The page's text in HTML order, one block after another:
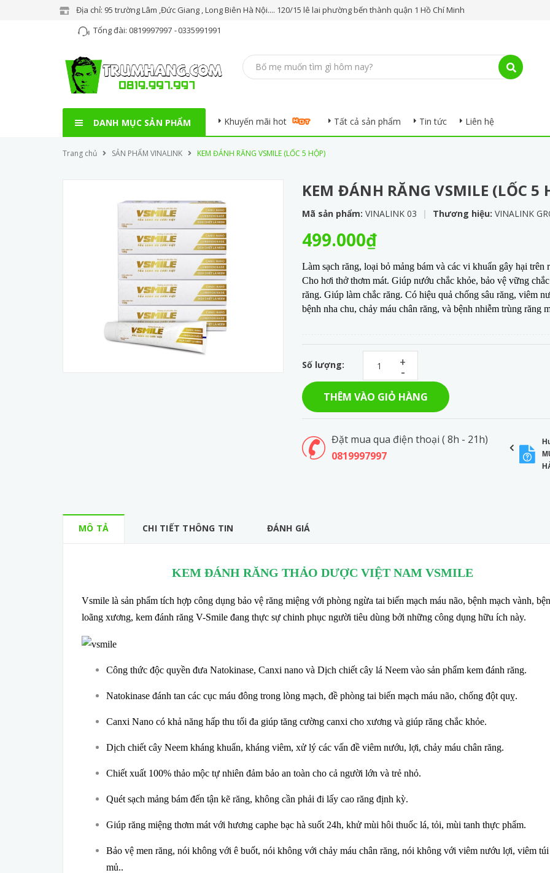
Địa chỉ: 95 trường Lâm ,Đức Giang , Long Biên Hà Nội.... 120/15 lê lai phường bến thành quận 1 Hồ Chí Minh
Tổng đài: 0819997997 -0335991991
DANH MỤC SẢN PHẨM Khuyến mãi hot Tất cả sản phẩm Tin tức Liên hệ
Trang chủ SẢN PHẨM VINALINK KEM ĐÁNH RĂNG VSMILE (LỐC 5 HỘP)
KEM ĐÁNH RĂNG VSMILE (LỐC 5
Mã sản phẩm: VINALINK 03 | Thương hiệu: VINALINK
499.000₫
Làm sạch răng, loại bỏ mảng bám và các vi khuẩn gây hại trên
Cho hơi thở thơm mát. Giúp nướu chắc khỏe, bảo vệ vững
răng. Giúp làm chắc răng. Có hiệu quả chống sâu răng, viêm
bệnh nha chu, chảy máu chân răng, và bệnh nhiễm trùng răng
Số lượng: -
+
THÊM VÀO GIỎ HÀNG
Đặt mua qua điện thoại ( 8h - 21h)
0819997997
MÔ TẢ CHI TIẾT THÔNG TIN ĐÁNH GIÁ
KEM ĐÁNH RĂNG THẢO DƯỢC VIỆT NAM VSMILE
Vsmile là sản phẩm tích hợp công dụng bảo vệ răng miệng với phòng ngừa tai biến mạch máu não, bệnh mạch vành,
loãng xương, kem đánh răng V-Smile đang thực sự chinh phục người tiêu dùng bởi những công dụng hữu ích này.
Công thức độc quyền đưa Natokinase, Canxi nano và Dịch chiết cây lá Neem vào sản phẩm kem đánh răng.
Natokinase đánh tan các cục máu đông trong lòng mạch, đề phòng tai biến mạch máu não, chống đột quỵ.
Canxi Nano có khả năng hấp thu tối đa giúp tăng cường canxi cho xương và giúp răng chắc khỏe.
Dịch chiết cây Neem kháng khuẩn, kháng viêm, xử lý các vấn đề viêm nướu, lợi, chảy máu chân răng.
Chiết xuất 100% thảo mộc tự nhiên đảm bảo an toàn cho cả người lớn và trẻ nhỏ.
Quét sạch mảng bám đến tận kẽ răng, không cần phải đi lấy cao răng định kỳ.
Giúp răng miệng thơm mát với hương caphe bạc hà suốt 24h, khử mùi hôi thuốc lá, tỏi, mùi tanh thực phẩm.
Bảo vệ men răng, nói không với ê buốt, nói không với chảy máu chân răng, nói không với viêm nướu lợi, viêm túi
mủ..